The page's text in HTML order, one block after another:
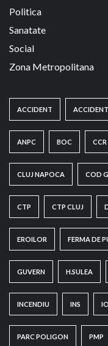
Politica
Sanatate
Social
Zona Metropolitana
ACCIDENT
ANPC BOC CCR
CLUJ NAPOCA COD
CTP CTP CLUJ
EROILOR FERMA DE
GUVERN H.SULEA
INCENDIU INS
PARC POLIGON PMP